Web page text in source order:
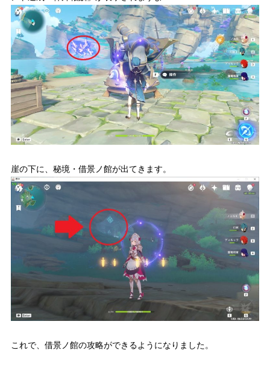
崖の下に、秘境・借景ノ館が出てきます。
これで、 借景ノ館の攻略ができるようになりました。